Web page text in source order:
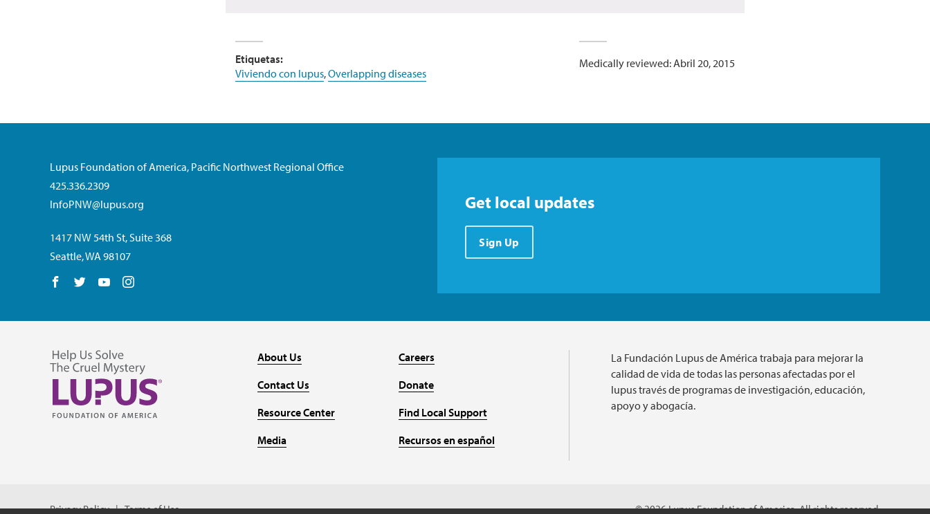
Etiquetas:
Viviendo con lupus,Overlapping diseases
Medically reviewed: Abril 20, 2015
Lupus Foundation of America, Pacific Northwest Regional Office
425.336.2309
InfoPNW@lupus.org
1417 NW 54th St, Suite 368
Seattle, WA 98107
Follow us on Facebook
Follow us on Twitter
Follow us on YouTube
Get local updates
Sign Up
About Us
Contact Us
Resource Center
Media
Careers
Donate
Find Local Support
Recursos en español
La Fundación Lupus de América trabaja para mejorar la
calidad de vida de todas las personas afectadas por el
lupus través de programas de investigación, educación,
apoyo y abogacía.
Privacy Policy Terms of Use © 2026 Lupus Foundation of America. All rights reserved.